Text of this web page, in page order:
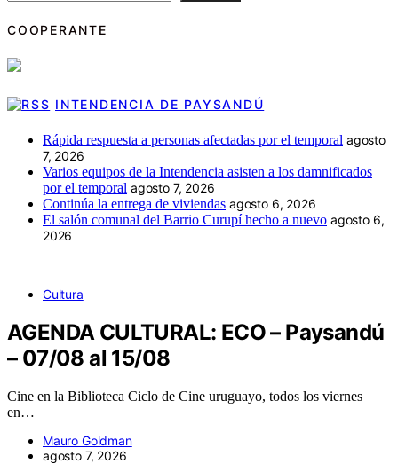
COOPERANTE
INTENDENCIA DE PAYSANDÚ
Rápida respuesta a personas afectadas por el temporal agosto
7, 2026
Varios equipos de la Intendencia asisten a los damnificados
por el temporal agosto 7, 2026
Continúa la entrega de viviendas agosto 6, 2026
El salón comunal del Barrio Curupí hecho a nuevo agosto 6,
2026
Cultura
AGENDA CULTURAL: ECO – Paysandú
– 07/08 al 15/08
Cine en la Biblioteca Ciclo de Cine uruguayo, todos los viernes
en…
Mauro Goldman
agosto 7, 2026